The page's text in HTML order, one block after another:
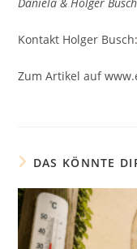
Daniela & Holger Busch
Kontakt Holger
Zum Artikel auf
DAS KÖNNTE